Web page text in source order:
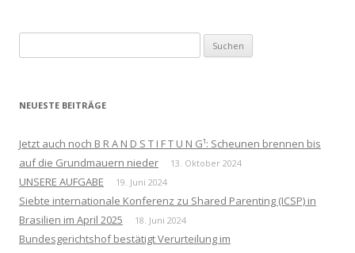
nach:
NEUESTE BEITRÄGE
Jetzt auch noch B R A N D S T I F T U N G¹: Scheunen brennen bis
auf die Grundmauern nieder
13. Oktober 2024
UNSERE AUFGABE 19. Juni 2024
Siebte internationale Konferenz zu Shared Parenting (ICSP) in
Brasilien im April 2025
18. Juni 2024
Bundesgerichtshof bestätigt Verurteilung im